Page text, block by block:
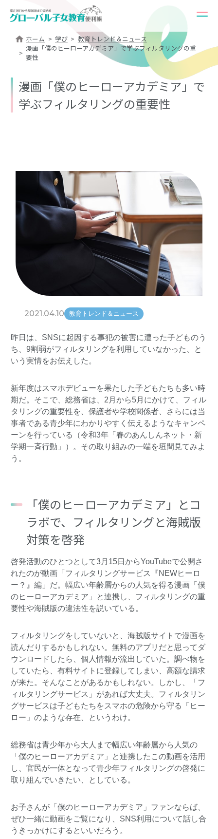
ホーム 学び
教育トレンド＆ニュース
漫画「僕のヒーローアカデミア」で学ぶフィルタリングの重
要性
漫画「僕のヒーローアカデミア」で
学ぶフィルタリングの重要性
2021.04.10 教育トレンド＆ニュース
昨日 は、SNSに起因する事犯の被害に遭った子どものう
ち、9割弱がフィルタリングを利用していなかった、と
いう実情をお伝えした。
新年度はスマホデビューを果たした子どもたちも多い時
期だ。そこで、総務省は、2月から5月にかけて、フィル
タリングの重要性を、保護者や学校関係者、さらには当
事者である青少年にわかりやすく伝えるようなキャンペ
ーンを行っている（令和3年「春のあんしんネット・新
学期一斉行動」 ）。その取り組みの一端を垣間見てみよ
う。
「僕のヒーローアカデミア」とコ
ラボで、フィルタリングと海賊版
対策を啓発
啓発活動のひとつとして3月15日からYouTubeで公開さ
れたのが動画「フィルタリングサービス『NEWヒーロ
ー？』編」だ。幅広い年齢層からの人気を得る漫画「僕
のヒーローアカデミア」と連携し、フィルタリングの重
要性や海賊版の違法性を説いている。
フィルタリングをしていないと、海賊版サイトで漫画を
読んだりするかもしれない。無料のアプリだと思ってダ
ウンロードしたら、個人情報が流出していた。調べ物を
していたら、有料サイトに登録してしまい、高額な請求
が来た。そんなことがあるかもしれない。しかし、「フ
ィルタリングサービス」があれば大丈夫。フィルタリン
グサービスは子どもたちをスマホの危険から守る「ヒー
ロー」のような存在、というわけ。
総務省は青少年から大人まで幅広い年齢層から人気の
「僕のヒーローアカデミア」と連携したこの動画を活用
し、官民が一体となって青少年フィルタリングの啓発に
取り組んでいきたい、としている。
お子さんが「僕のヒーローアカデミア」ファンならば、
ぜひ一緒に動画をご覧になり、SNS利用について話し合
うきっかけにするといいだろう。